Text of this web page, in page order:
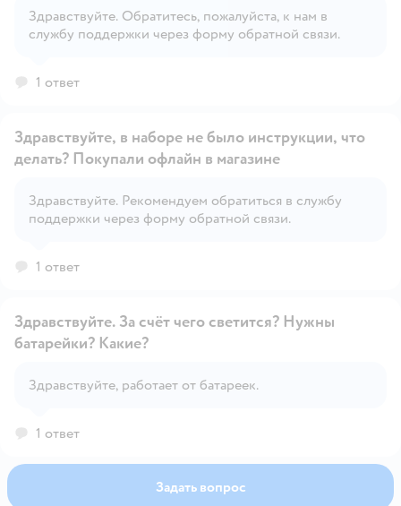
Открыть вопрос
Здравствуйте. Обратитесь, пожалуйста, к нам в
службу поддержки через форму обратной связи.
1 ответ
Открыть вопрос
Здравствуйте, в наборе не было инструкции, что
делать? Покупали офлайн в магазине
Здравствуйте. Рекомендуем обратиться в службу
поддержки через форму обратной связи.
1 ответ
Открыть вопрос
Здравствуйте. За счёт чего светится? Нужны
батарейки? Какие?
Здравствуйте, работает от батареек.
1 ответ
Задать вопрос